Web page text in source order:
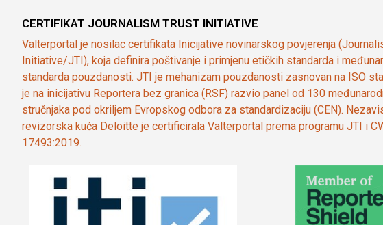
CERTIFIKAT JOURNALISM TRUST INITIATIVE
Valterportal je nosilac certifikata Inicijative novinarskog povjerenja
Initiative/JTI), koja definira poštivanje i primjenu etičkih standarda i
standarda pouzdanosti. JTI je mehanizam pouzdanosti zasnovan na ISO
je na inicijativu Reportera bez granica (RSF) razvio panel od 130
stručnjaka pod okriljem Evropskog odbora za standardizaciju (CEN).
revizorska kuća Deloitte je certificirala Valterportal prema programu JTI i
17493:2019.